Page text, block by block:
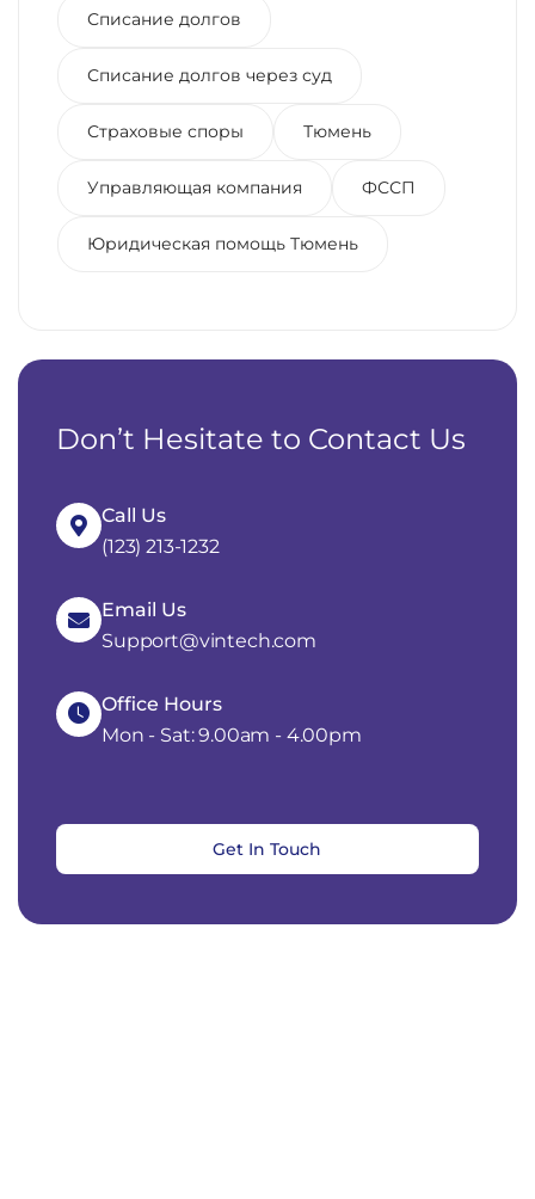
Списание долгов
Списание долгов через суд
Страховые споры Тюмень
Управляющая компания ФССП
Юридическая помощь Тюмень
Don’t Hesitate to Contact Us
Call Us
(123) 213-1232
Email Us
Support@vintech.com
Office Hours
Mon - Sat: 9.00am - 4.00pm